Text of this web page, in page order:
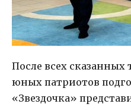
После всех сказанных
юных патриотов
«Звездочка»